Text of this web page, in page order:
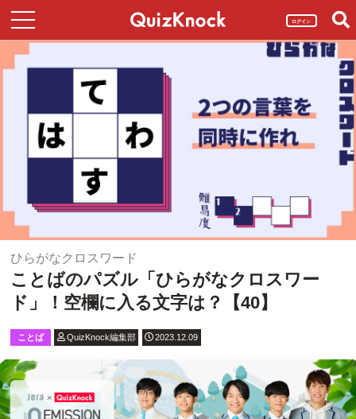
ログイン
ひらがなクロスワード
ことばのパズル「ひらがなクロスワー
ド」！空欄に入る文字は？【40】
ことば QuizKnock編集部 2023.12.09